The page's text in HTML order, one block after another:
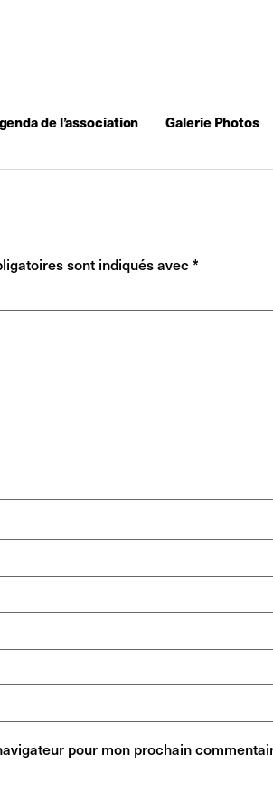
de l’association Galerie Photos
sont indiqués avec *
pour mon prochain